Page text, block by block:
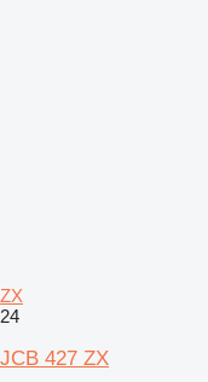
ZX
24
JCB 427 ZX